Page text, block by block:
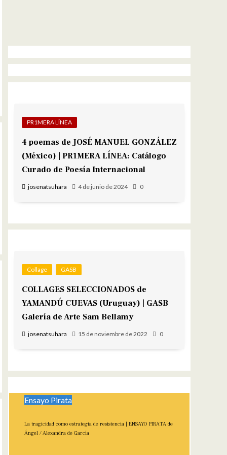
PR1MERA LÍNEA
4 poemas de JOSÉ MANUEL GONZÁLEZ
(México) | PR1MERA LÍNEA: Catálogo
Curado de Poesía Internacional
josenatsuhara 4 de junio de 2024 0
Collage GASB
COLLAGES SELECCIONADOS de
YAMANDÚ CUEVAS (Uruguay) | GASB
Galería de Arte Sam Bellamy
josenatsuhara 15 de noviembre de 2022 0
Ensayo Pirata
La tragicidad como estrategia de resistencia | ENSAYO PIRATA de
Ángel / Alexandra de García